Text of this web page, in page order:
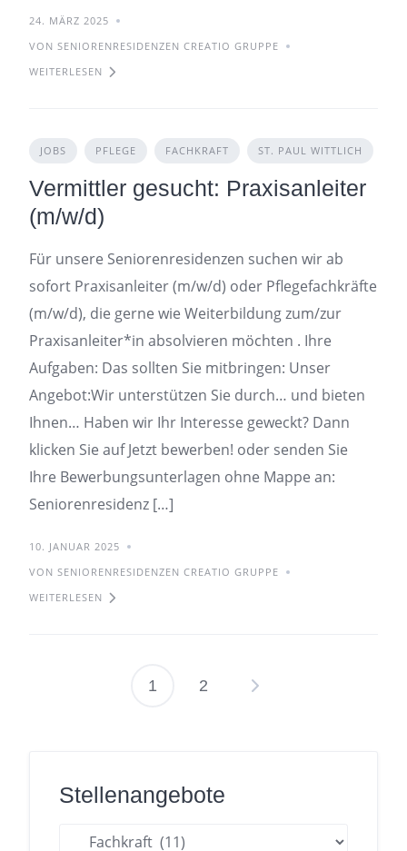
24. MÄRZ 2025
VON SENIORENRESIDENZEN CREATIO GRUPPE
WEITERLESEN
JOBS PFLEGE FACHKRAFT ST. PAUL WITTLICH
Vermittler gesucht: Praxisanleiter
(m/w/d)
Für unsere Seniorenresidenzen suchen wir ab
sofort Praxisanleiter (m/w/d) oder Pflegefachkräfte
(m/w/d), die gerne wie Weiterbildung zum/zur
Praxisanleiter*in absolvieren möchten . Ihre
Aufgaben: Das sollten Sie mitbringen: Unser
Angebot:Wir unterstützen Sie durch… und bieten
Ihnen… Haben wir Ihr Interesse geweckt? Dann
klicken Sie auf Jetzt bewerben! oder senden Sie
Ihre Bewerbungsunterlagen ohne Mappe an:
Seniorenresidenz […]
10. JANUAR 2025
VON SENIORENRESIDENZEN CREATIO GRUPPE
WEITERLESEN
1 2
Stellenangebote
Stellenangebote